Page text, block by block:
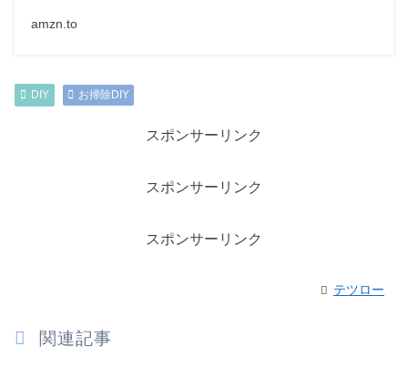
amzn.to
DIY お掃除DIY
スポンサーリンク
スポンサーリンク
スポンサーリンク
テツロー
関連記事